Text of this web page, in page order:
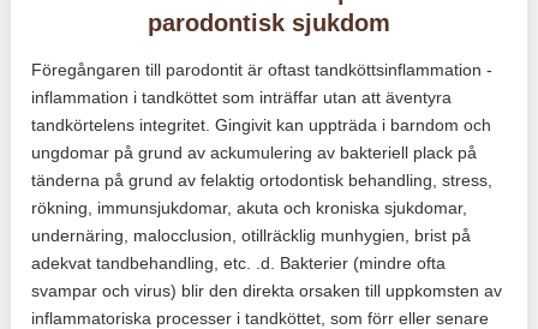
parodontisk sjukdom
Föregångaren till parodontit är oftast tandköttsinflammation -
inflammation i tandköttet som inträffar utan att äventyra
tandkörtelens integritet. Gingivit kan uppträda i barndom och
ungdomar på grund av ackumulering av bakteriell plack på
tänderna på grund av felaktig ortodontisk behandling, stress,
rökning, immunsjukdomar, akuta och kroniska sjukdomar,
undernäring, malocclusion, otillräcklig munhygien, brist på
adekvat tandbehandling, etc. .d. Bakterier (mindre ofta
svampar och virus) blir den direkta orsaken till uppkomsten av
inflammatoriska processer i tandköttet, som förr eller senare